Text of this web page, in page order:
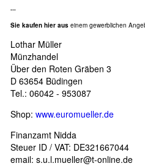
...
Sie kaufen hier aus einem gewerblichen
Lothar Müller
Münzhandel
Über den Roten Gräben 3
D 63654 Büdingen
Tel.: 06042 - 953087
Shop: www.euromueller.de
Finanzamt Nidda
Steuer ID / VAT: DE321667044
email: s.u.l.mueller@t-online.de